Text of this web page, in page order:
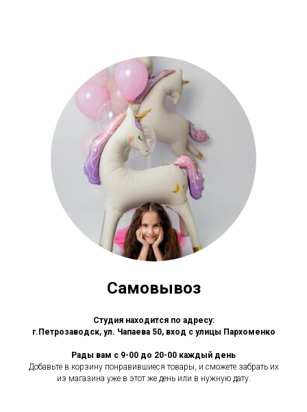
Самовывоз
Студия находится по адресу:
г.Петрозаводск, ул. Чапаева 50, вход с улицы Пархоменко
Рады вам с 9-00 до 20-00 каждый день
Добавьте в корзину понравившиеся товары, и сможете забрать их
из магазина уже в этот же день или в нужную дату.